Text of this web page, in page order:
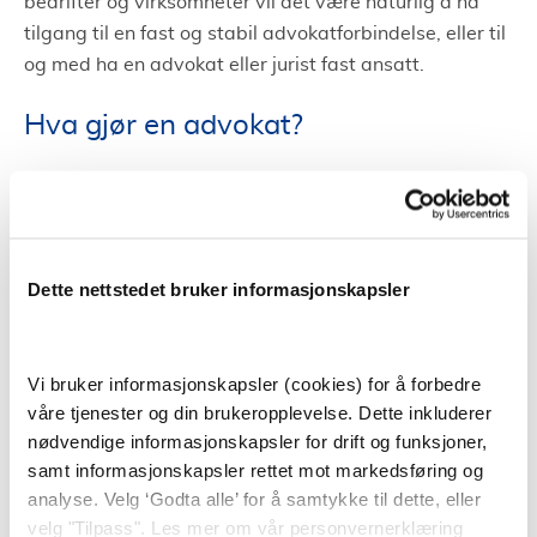
Dette nettstedet bruker informasjonskapsler
Vi bruker informasjonskapsler (cookies) for å forbedre
våre tjenester og din brukeropplevelse. Dette inkluderer
nødvendige informasjonskapsler for drift og funksjoner,
samt informasjonskapsler rettet mot markedsføring og
analyse. Velg ‘Godta alle’ for å samtykke til dette, eller
velg "Tilpass". Les mer om vår personvernerklæring
tilgang til en fast og stabil advokatforbindelse, eller til
og med ha en advokat eller jurist fast ansatt.
Hva gjør en advokat?
En advokat gir juridisk rådgivning, i tillegg til å
forhandle på vegne av klienter og fører saker for
en klients sak og gir råd om hvordan saken kan og bør
områder. På bakgrunn av dette har et advokatfirma
ofte flere dyktige advokater tilgjengelig. På den måten
kan et advokatfirma i Florø hjelpe i mange forskjellige
saker da de har advokater som har mye kunnskap